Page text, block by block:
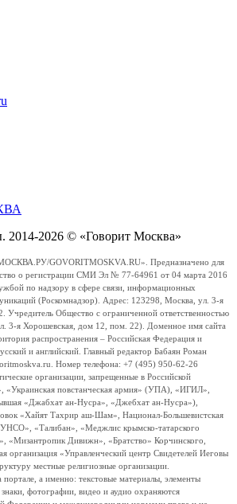
2014-2026 © «Говорит Москва»
GOVORITMOSKVA.RU». Предназначено для
о регистрации СМИ Эл № 77-64961 от 04 марта 2016
по надзору в сфере связи, информационных
(Роскомнадзор). Адрес: 123298, Москва, ул. 3-я
Учредитель Общество с ограниченной ответственностью
я Хорошевская, дом 12, пом. 22). Доменное имя сайта
распространения – Российская Федерация и
и английский. Главный редактор Бабаян Роман
Номер телефона: +7 (495) 950-62-26
организации, запрещенные в Российской
«Украинская повстанческая армия» (УПА), «ИГИЛ»,
«Джабхат ан-Нусра», «Джебхат ан-Нусра»),
«Хайят Тахрир аш-Шам», Национал-Большевистская
«Талибан», «Меджлис крымско-татарского
«Мизантропик Дивижн», «Братство» Корчинского,
организация «Управленческий центр Свидетелей Иеговы
местные религиозные организации.
а именно: текстовые материалы, элементы
фотографии, видео и аудио охраняются